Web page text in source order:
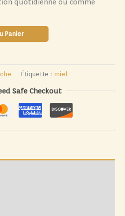
quotidienne ou comme
Panier
Étiquette : miel
Safe Checkout